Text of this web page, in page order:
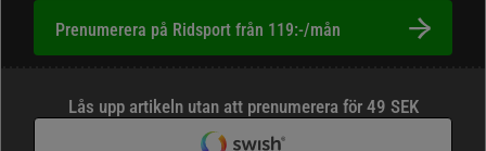
Prenumerera på Ridsport från 119:-/mån